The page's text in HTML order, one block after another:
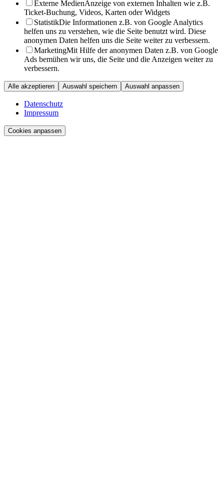
Externe MedienAnzeige von externen Inhalten wie z.B.
Ticket-Buchung, Videos, Karten oder Widgets
StatistikDie Informationen z.B. von Google Analytics
helfen uns zu verstehen, wie die Seite benutzt wird. Diese
anonymen Daten helfen uns die Seite weiter zu verbessern.
MarketingMit Hilfe der anonymen Daten z.B. von Google
Ads bemühen wir uns, die Seite und die Anzeigen weiter zu
verbessern.
Alle akzeptieren Auswahl speichern Auswahl anpassen
Datenschutz
Impressum
Cookies anpassen